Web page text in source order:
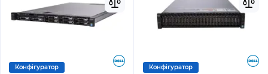
Конфігуратор Конфігуратор